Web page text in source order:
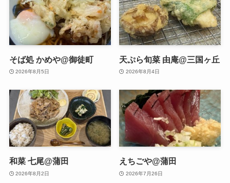
そば処 かめや@御徒町
2026年8月5日
天ぷら旬菜 由庵@三国ヶ丘
2026年8月4日
和菜 七尾@蒲田
2026年8月2日
えちごや@蒲田
2026年7月26日